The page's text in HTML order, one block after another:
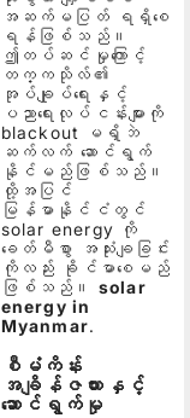
အဆက်မပြတ် ရရှိစေ
ရန်ဖြစ်သည်။
ဤတပ်ဆင်မှုကြောင့်
တက္ကသိုလ်၏
အုပ်ချုပ်ရေးနှင့်
ပညာရေးလုပ်ငန်းများကို
blackout မရှိဘဲ
ဆက်လက် ‌ဆောင်ရွက်
နိုင်မည်ဖြစ်သည်။
ထို့အပြင်
မြန်မာနိုင်ငံတွင်
solar energy ကို
ခေတ်မီစွာ အသုံးချခြင်း
ကိုလည်း ခိုင်မာစေမည်
ဖြစ်သည်။ solar
energy in
Myanmar.
စီမံကိန်း
အချိန်ဇယားနှင့်
ဆောင်ရွက်မှု